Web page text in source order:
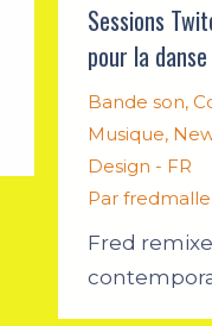
Sessions
pour la
Bande son,
Musique,
Design - FR
Par fredmalle
Fred